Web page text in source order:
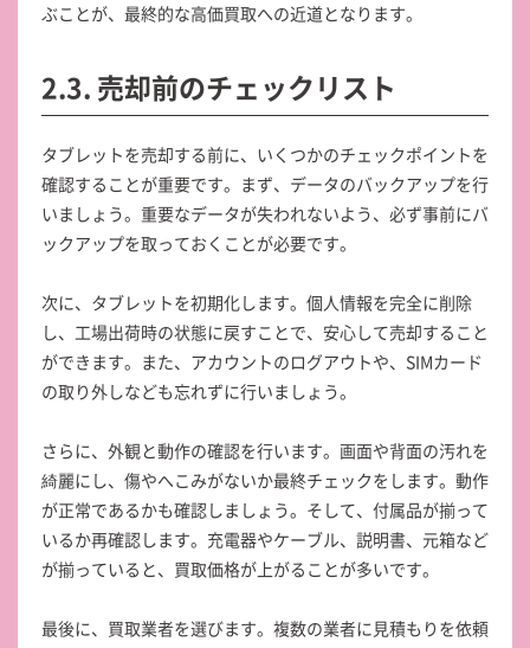
ぶことが、最終的な高価買取への近道となります。
2.3. 売却前のチェックリスト
タブレットを売却する前に、いくつかのチェックポイントを
確認することが重要です。まず、データのバックアップを行
いましょう。重要なデータが失われないよう、必ず事前にバ
ックアップを取っておくことが必要です。
次に、タブレットを初期化します。個人情報を完全に削除
し、工場出荷時の状態に戻すことで、安心して売却すること
ができます。また、アカウントのログアウトや、SIMカード
の取り外しなども忘れずに行いましょう。
さらに、外観と動作の確認を行います。画面や背面の汚れを
綺麗にし、傷やへこみがないか最終チェックをします。動作
が正常であるかも確認しましょう。そして、付属品が揃って
いるか再確認します。充電器やケーブル、説明書、元箱など
が揃っていると、買取価格が上がることが多いです。
最後に、買取業者を選びます。複数の業者に見積もりを依頼